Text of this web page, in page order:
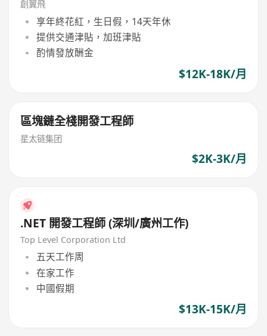
創翼飛
享年終花紅，生日假，14天年休
提供交通津貼，加班津貼
酌情發放酬金
$12K-18K/月
區塊鏈全棧開發工程師
星太链集团
$2K-3K/月
.NET 開發工程師 (深圳/廣州工作)
Top Level Corporation Ltd
五天工作周
在家工作
中國假期
$13K-15K/月